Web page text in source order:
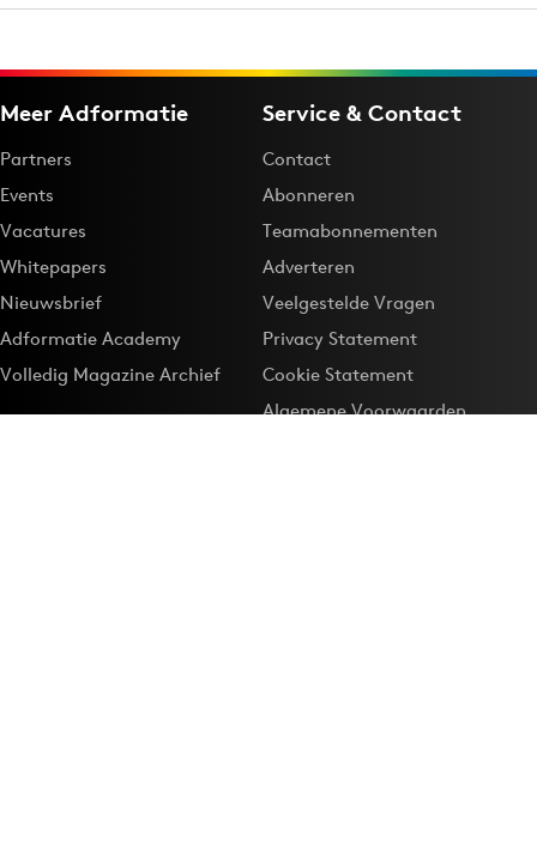
Meer Adformatie
Partners
Events
Vacatures
Whitepapers
Nieuwsbrief
Adformatie Academy
Volledig Magazine Archief
Service & Contact
Contact
Abonneren
Teamabonnementen
Adverteren
Veelgestelde Vragen
Privacy Statement
Cookie Statement
Algemene Voorwaarden